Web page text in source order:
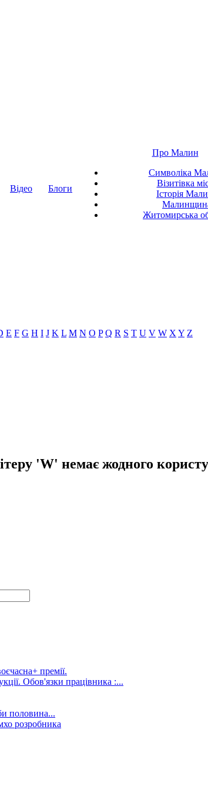
Відео Блоги
Про Малин
Символіка
Візитівка
Історія
Житомирська
E F G H I J K L M N O P Q R S T U V W X Y Z
'W' немає жодного
премії.
Обов'язки працівника :...
половина...
розробника